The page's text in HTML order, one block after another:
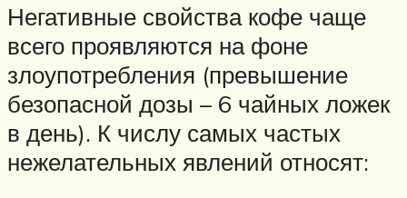
Негативные свойства кофе чаще
всего проявляются на фоне
злоупотребления (превышение
безопасной дозы – 6 чайных ложек
в день). К числу самых частых
нежелательных явлений относят: